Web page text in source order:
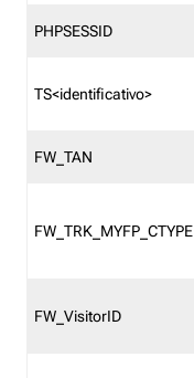
PHPSESSID
TS<identificativo>
FW_TAN
FW_TRK_MYFP_CTYPE
FW_VisitorID